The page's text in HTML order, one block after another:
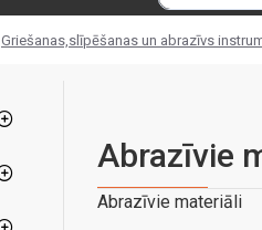
Griešanas,slīpēšanas un abrazīvs
Abrazīvie
Abrazīvie materiāli